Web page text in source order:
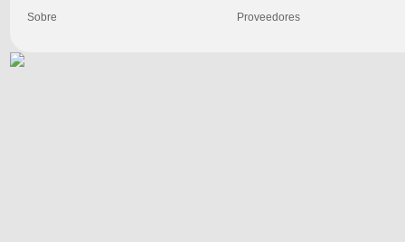
Sobre
Proveedores